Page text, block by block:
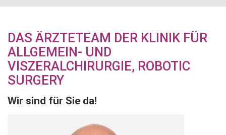
DAS ÄRZTETEAM DER KLINIK FÜR
ALLGEMEIN- UND
VISZERALCHIRURGIE, ROBOTIC
SURGERY
Wir sind für Sie da!